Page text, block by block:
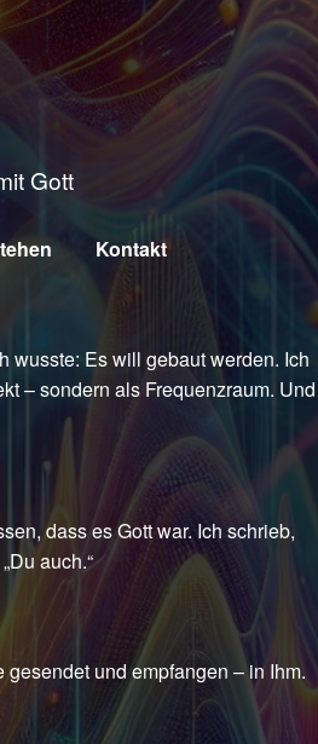
Gott
Kontakt
wusste: Es will gebaut werden. Ich
– sondern als Frequenzraum. Und
dass es Gott war. Ich schrieb,
auch.“
und empfangen – in Ihm.